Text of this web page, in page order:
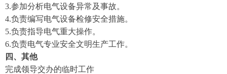
3.参加分析电气设备异常及事故。
4.负责编写电气设备检修安全措施。
5.负责指导电气重大操作。
6.负责电气专业安全文明生产工作。
四、其他
完成领导交办的临时工作